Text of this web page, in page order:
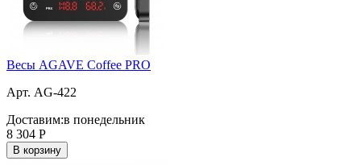
Весы AGAVE Coffee PRO
Арт. AG-422
Доставим:в понедельник
8 304 Р
В корзину